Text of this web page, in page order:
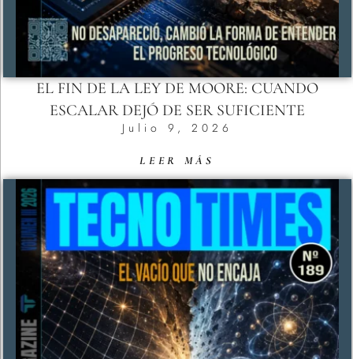
EL FIN DE LA LEY DE MOORE: CUANDO
ESCALAR DEJÓ DE SER SUFICIENTE
Julio 9, 2026
LEER MÁS